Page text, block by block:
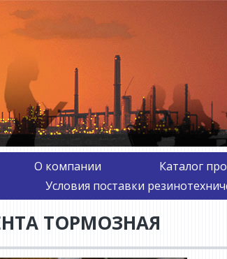
О компании Каталог
Условия поставки
ТОРМОЗНАЯ